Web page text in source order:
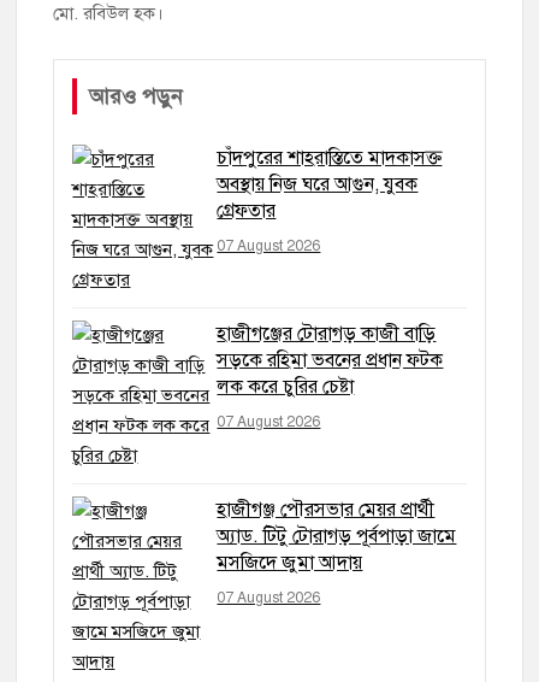
মো. রবিউল হক।
আরও পড়ুন
চাঁদপুরের শাহরাস্তিতে মাদকাসক্ত
অবস্থায় নিজ ঘরে আগুন, যুবক
গ্রেফতার
07 August 2026
হাজীগঞ্জের টোরাগড় কাজী বাড়ি
সড়কে রহিমা ভবনের প্রধান ফটক
লক করে চুরির চেষ্টা
07 August 2026
হাজীগঞ্জ পৌরসভার মেয়র প্রার্থী
অ্যাড. টিটু টোরাগড় পূর্বপাড়া জামে
মসজিদে জুমা আদায়
07 August 2026